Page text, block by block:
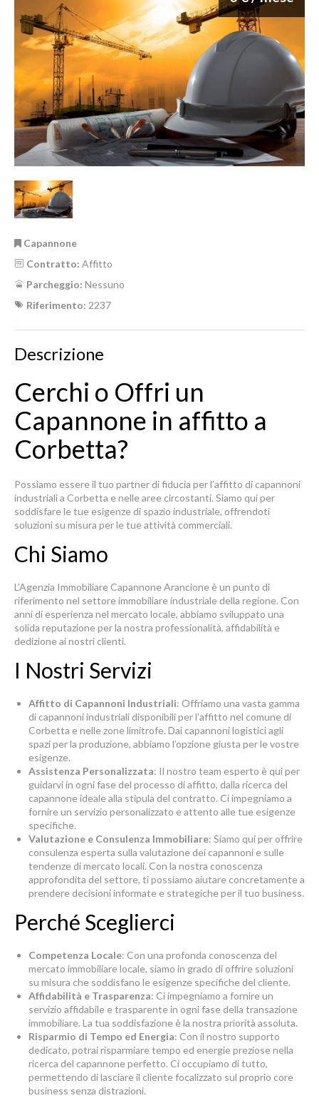
Capannone
Contratto: Affitto
Parcheggio: Nessuno
Riferimento: 2237
Descrizione
Cerchi o Offri un
Capannone in affitto a
Corbetta?
Possiamo essere il tuo partner di fiducia per l’affitto di capannoni
industriali a Corbetta e nelle aree circostanti. Siamo qui per
soddisfare le tue esigenze di spazio industriale, offrendoti
soluzioni su misura per le tue attività commerciali.
Chi Siamo
L’Agenzia Immobiliare Capannone Arancione è un punto di
riferimento nel settore immobiliare industriale della regione. Con
anni di esperienza nel mercato locale, abbiamo sviluppato una
solida reputazione per la nostra professionalità, affidabilità e
dedizione ai nostri clienti.
I Nostri Servizi
Affitto di Capannoni Industriali: Offriamo una vasta gamma
di capannoni industriali disponibili per l’affitto nel comune di
Corbetta e nelle zone limitrofe. Dai capannoni logistici agli
spazi per la produzione, abbiamo l’opzione giusta per le vostre
esigenze.
Assistenza Personalizzata: Il nostro team esperto è qui per
guidarvi in ogni fase del processo di affitto, dalla ricerca del
capannone ideale alla stipula del contratto. Ci impegniamo a
fornire un servizio personalizzato e attento alle tue esigenze
specifiche.
Valutazione e Consulenza Immobiliare: Siamo qui per offrire
consulenza esperta sulla valutazione dei capannoni e sulle
tendenze di mercato locali. Con la nostra conoscenza
approfondita del settore, ti possiamo aiutare concretamente a
prendere decisioni informate e strategiche per il tuo business.
Perché Sceglierci
Competenza Locale: Con una profonda conoscenza del
mercato immobiliare locale, siamo in grado di offrire soluzioni
su misura che soddisfano le esigenze specifiche del cliente.
Affidabilità e Trasparenza: Ci impegniamo a fornire un
servizio affidabile e trasparente in ogni fase della transazione
immobiliare. La tua soddisfazione è la nostra priorità assoluta.
Risparmio di Tempo ed Energia: Con il nostro supporto
dedicato, potrai risparmiare tempo ed energie preziose nella
ricerca del capannone perfetto. Ci occupiamo di tutto,
permettendo di lasciare il cliente focalizzato sul proprio core
business senza distrazioni.